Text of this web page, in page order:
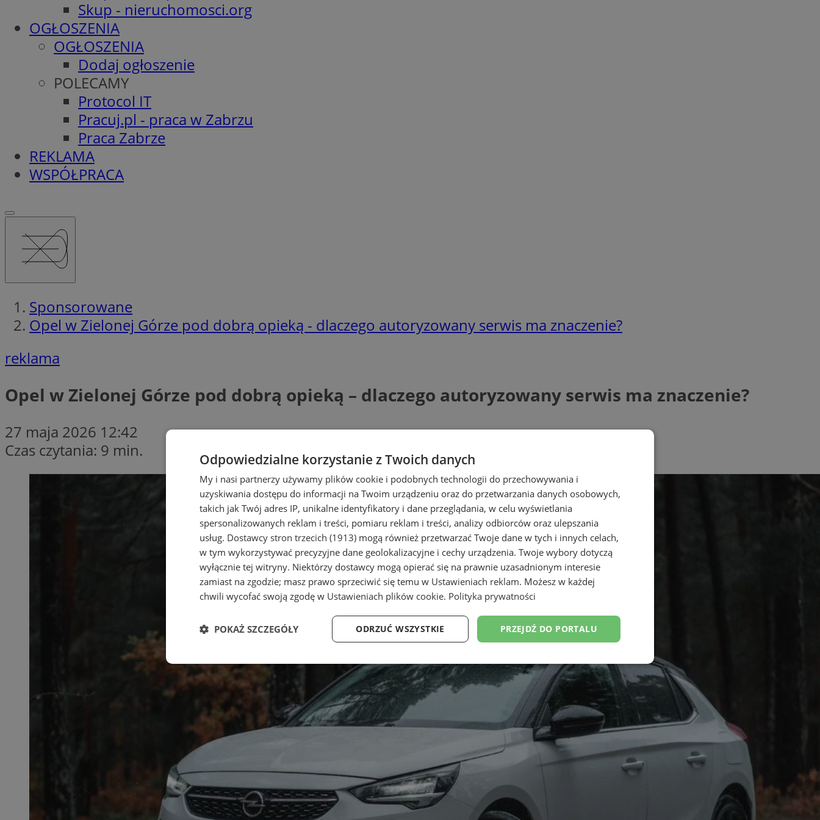
Skup - nieruchomosci.org
OGŁOSZENIA
OGŁOSZENIA
Dodaj ogłoszenie
POLECAMY
Protocol IT
Pracuj.pl - praca w Zabrzu
Praca Zabrze
REKLAMA
WSPÓŁPRACA
Sponsorowane
Opel w Zielonej Górze pod dobrą opieką - dlaczego autoryzowany serwis ma znaczenie?
reklama
Opel w Zielonej Górze pod dobrą opieką – dlaczego autoryzowany serwis ma znaczenie?
27 maja 2026 12:42
Czas czytania: 9 min.
Odpowiedzialne korzystanie z Twoich danych
My i nasi partnerzy używamy plików cookie i podobnych technologii do przechowywania i
uzyskiwania dostępu do informacji na Twoim urządzeniu oraz do przetwarzania danych osobowych,
takich jak Twój adres IP, unikalne identyfikatory i dane przeglądania, w celu wyświetlania
spersonalizowanych reklam i treści, pomiaru reklam i treści, analizy odbiorców oraz ulepszania
usług. Dostawcy stron trzecich (1913) mogą również przetwarzać Twoje dane w tych i innych celach,
w tym wykorzystywać precyzyjne dane geolokalizacyjne i cechy urządzenia. Twoje wybory dotyczą
wyłącznie tej witryny. Niektórzy dostawcy mogą opierać się na prawnie uzasadnionym interesie
zamiast na zgodzie; masz prawo sprzeciwić się temu w Ustawieniach reklam. Możesz w każdej
chwili wycofać swoją zgodę w Ustawieniach plików cookie. Polityka prywatności
PRZEJDŹ DO PORTALU
ODRZUĆ WSZYSTKIE
POKAŻ SZCZEGÓŁY
Niezbędne Wydajność Targetowanie Funkcjonalność Niesklasyfikowane
Funkcjonalność Niesklasyfikowane
Niezbędne pliki cookie umożliwiają korzystanie z podstawowych funkcji strony internetowej, takich jak logowanie użytkownika i
zarządzanie kontem. Bez niezbędnych plików cookie nie można prawidłowo korzystać ze strony internetowej.
Nazwa
Provider
Domena
Okres
przechowywania
Opis